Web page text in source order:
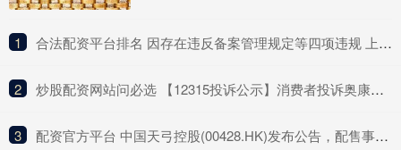
1 ​合法配资平台排名 因存在违反备案管理规定等四项违规 上海电银信息被罚571万
2 ​炒股配资网站问必选 【12315投诉公示】消费者投诉奥康国际不履行国家规定的三包义务问题
3 ​配资官方平台 中国天弓控股(00428.HK)发布公告，配售事项已经于2025年6月12日完成